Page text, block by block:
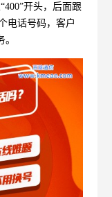
“400”开头，后面跟
电话号码，客户